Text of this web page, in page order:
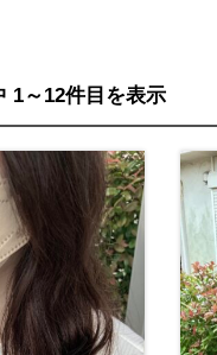
～12件目を表示